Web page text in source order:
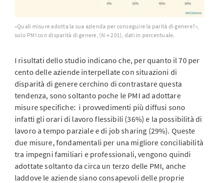
«Quali misure adotta la sua azienda per conseguire la parità di genere?»,
solo PMI con disparità di genere, (N = 201), dati in percentuale.
I risultati dello studio indicano che, per quanto il 70 per
cento delle aziende interpellate con situazioni di
disparità di genere cerchino di contrastare questa
tendenza, sono soltanto poche le PMI ad adottare
misure specifiche: i provvedimenti più diffusi sono
infatti gli orari di lavoro flessibili (36%) e la possibilità di
lavoro a tempo parziale e di job sharing (29%). Queste
due misure, fondamentali per una migliore conciliabilità
tra impegni familiari e professionali, vengono quindi
adottate soltanto da circa un terzo delle PMI, anche
laddove le aziende siano consapevoli delle proprie